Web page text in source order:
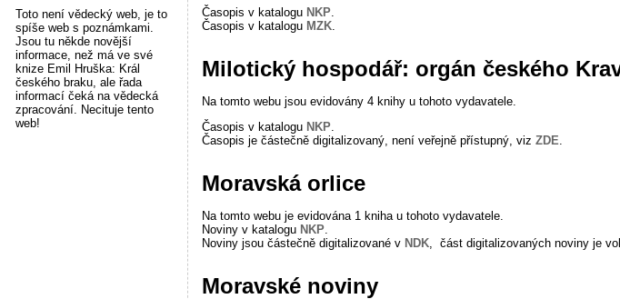
Toto není vědecký web, je to
spíše web s poznámkami.
Jsou tu někde novější
informace, než má ve své
knize Emil Hruška: Král
českého braku, ale řada
informací čeká na vědecká
zpracování. Necituje tento
web!
Časopis v katalogu NKP.
Časopis v katalogu MZK.
Milotický hospodář: orgán českého
Na tomto webu jsou evidovány 4 knihy u tohoto vydavatele.
Časopis v katalogu NKP.
Časopis je částečně digitalizovaný, není veřejně přístupný, viz ZDE
Moravská orlice
Na tomto webu je evidována 1 kniha u tohoto vydavatele.
Noviny v katalogu NKP.
Noviny jsou částečně digitalizované v NDK, část digitalizovaných noviny je
Moravské noviny